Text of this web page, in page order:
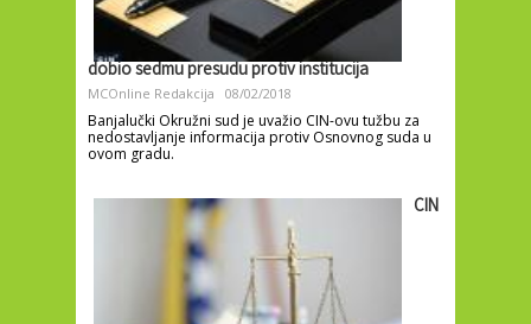
dobio sedmu presudu protiv institucija
MCOnline Redakcija 08/02/2018
Banjalučki Okružni sud je uvažio CIN-ovu tužbu za
nedostavljanje informacija protiv Osnovnog suda u
ovom gradu.
CIN